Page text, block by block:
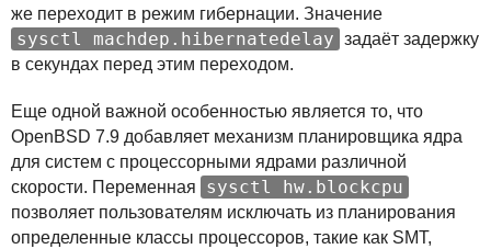
же переходит в режим гибернации. Значение
sysctl machdep.hibernatedelay задаёт задержку
в секундах перед этим переходом.
Еще одной важной особенностью является то, что
OpenBSD 7.9 добавляет механизм планировщика ядра
для систем с процессорными ядрами различной
скорости. Переменная
sysctl hw.blockcpu
позволяет пользователям исключать из планирования
определенные классы процессоров, такие как SMT,